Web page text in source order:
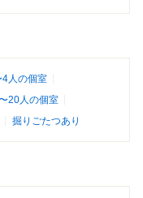
4人の個室
20人の個室
掘りごたつあり